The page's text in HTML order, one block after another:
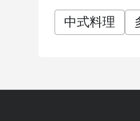
中式料理